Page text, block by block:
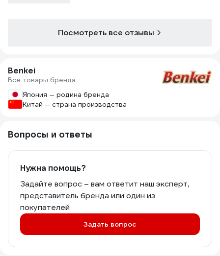
Посмотреть все отзывы
Benkei
Все товары бренда
Япония — родина бренда
Китай — страна производства
Вопросы и ответы
Нужна помощь?
Задайте вопрос – вам ответит наш эксперт,
представитель бренда или один из
покупателей
Задать вопрос